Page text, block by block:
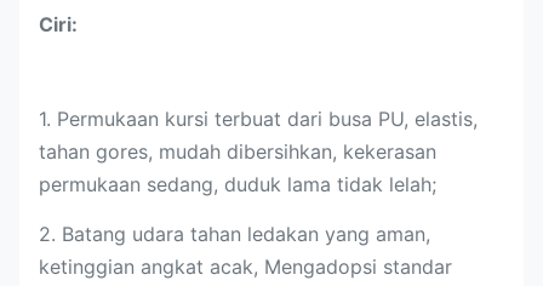
Ciri:
1. Permukaan kursi terbuat dari busa PU, elastis,
tahan gores, mudah dibersihkan, kekerasan
permukaan sedang, duduk lama tidak lelah;
2. Batang udara tahan ledakan yang aman,
ketinggian angkat acak, Mengadopsi standar